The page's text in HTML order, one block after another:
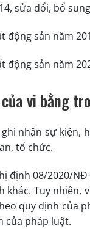
sửa đổi, bổ
động sản năm
động sản năm
vi bằng
nhận sự kiện,
tổ chức.
định 08/2020/
khác. Tuy nhiên,
quy định của
của pháp luật.